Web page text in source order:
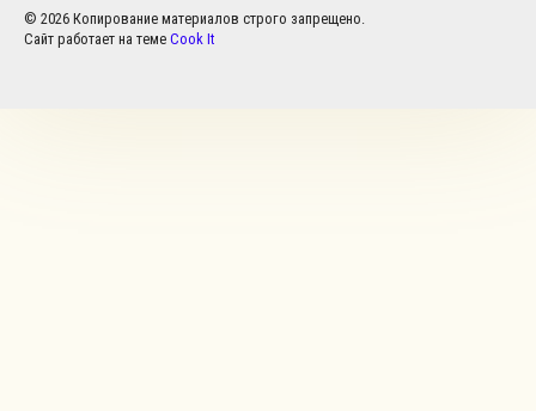
© 2026 Копирование материалов строго запрещено.
Сайт работает на теме Cook It